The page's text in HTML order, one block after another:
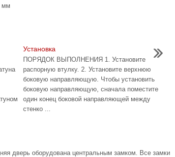
мм
Установка
ПОРЯДОК ВЫПОЛНЕНИЯ 1. Установите
распорную втулку. 2. Установите верхнюю
боковую направляющую. Чтобы установить
боковую направляющую, сначала поместите
один конец боковой направляющей между
стенко ...
дверь оборудована центральным замком. Все замки